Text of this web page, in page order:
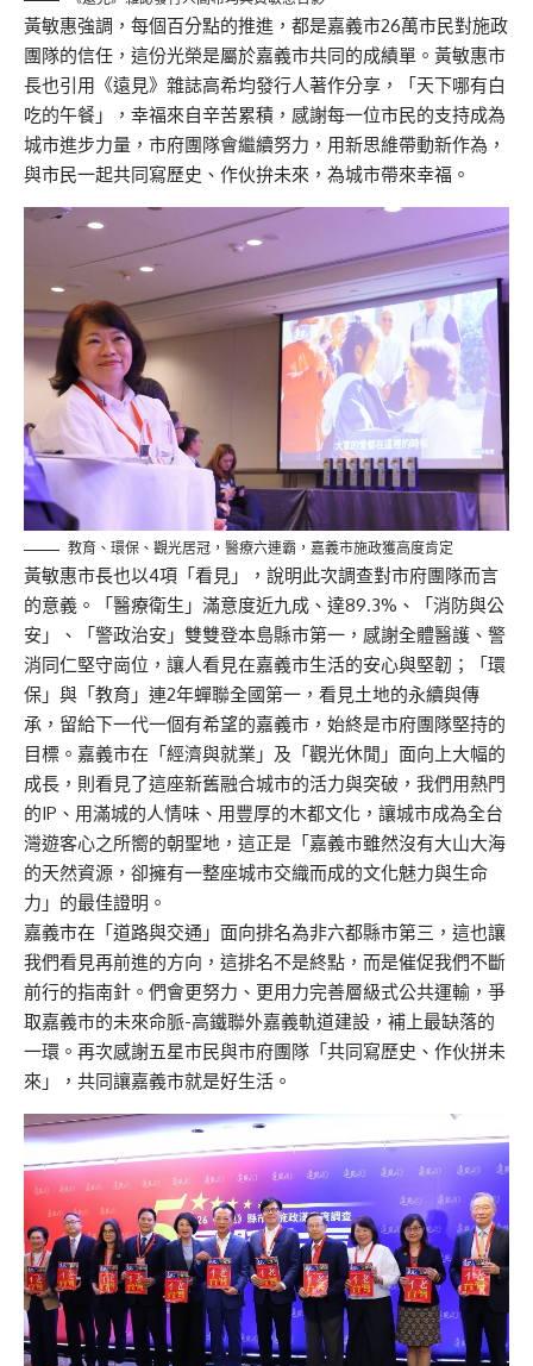
黃敏惠強調，每個百分點的推進，都是嘉義市26萬市民對施政
團隊的信任，這份光榮是屬於嘉義市共同的成績單。黃敏惠市
長也引用《遠見》雜誌高希均發行人著作分享，「天下哪有白
吃的午餐」，幸福來自辛苦累積，感謝每一位市民的支持成為
城市進步力量，市府團隊會繼續努力，用新思維帶動新作為，
與市民一起共同寫歷史、作伙拚未來，為城市帶來幸福。
教育、環保、觀光居冠，醫療六連霸，嘉義市施政獲高度肯定
黃敏惠市長也以4項「看見」，說明此次調查對市府團隊而言
的意義。「醫療衛生」滿意度近九成、達89.3%、「消防與公
安」、「警政治安」雙雙登本島縣市第一，感謝全體醫護、警
消同仁堅守崗位，讓人看見在嘉義市生活的安心與堅韌；「環
保」與「教育」連2年蟬聯全國第一，看見土地的永續與傳
承，留給下一代一個有希望的嘉義市，始終是市府團隊堅持的
目標。嘉義市在「經濟與就業」及「觀光休閒」面向上大幅的
成長，則看見了這座新舊融合城市的活力與突破，我們用熱門
的IP、用滿城的人情味、用豐厚的木都文化，讓城市成為全台
灣遊客心之所嚮的朝聖地，這正是「嘉義市雖然沒有大山大海
的天然資源，卻擁有一整座城市交織而成的文化魅力與生命
力」的最佳證明。
嘉義市在「道路與交通」面向排名為非六都縣市第三，這也讓
我們看見再前進的方向，這排名不是終點，而是催促我們不斷
前行的指南針。們會更努力、更用力完善層級式公共運輸，爭
取嘉義市的未來命脈-高鐵聯外嘉義軌道建設，補上最缺落的
一環。再次感謝五星市民與市府團隊「共同寫歷史、作伙拼未
來」，共同讓嘉義市就是好生活。